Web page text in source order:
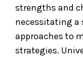
strengths and
necessitating
approaches to
strategies.